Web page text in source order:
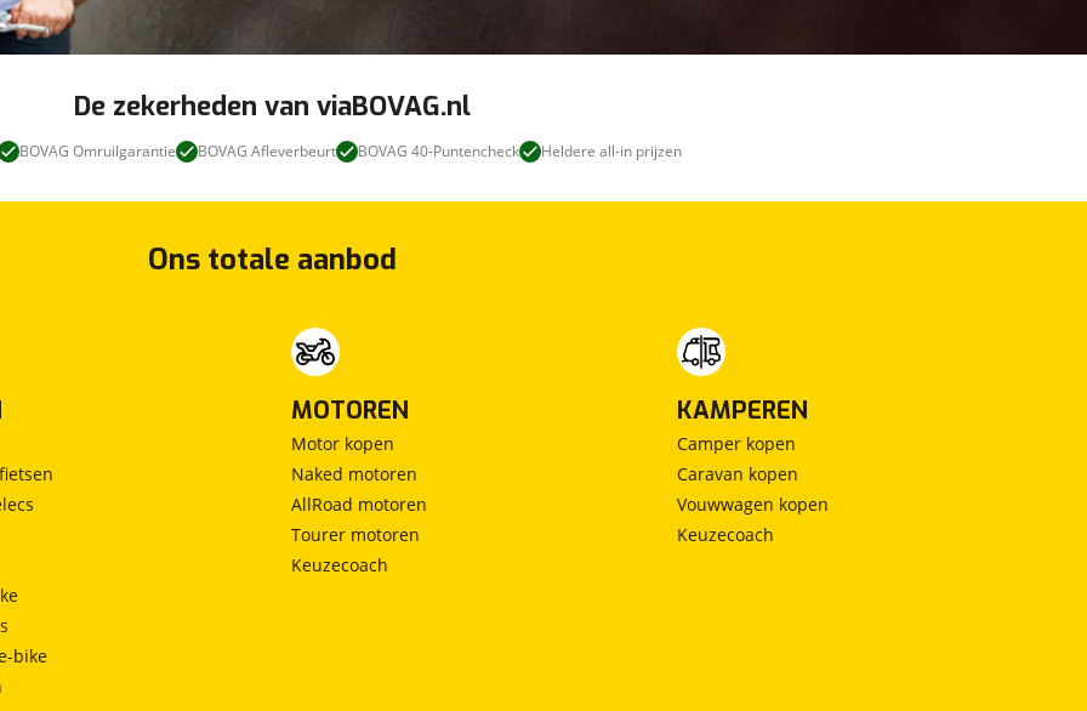
De zekerheden van viaBOVAG.nl
BOVAG Omruilgarantie BOVAG Afleverbeurt BOVAG 40-Puntencheck Heldere all-in prijzen
Ons totale aanbod
bike
MOTOREN
Motor kopen
Naked motoren
AllRoad motoren
Tourer motoren
Keuzecoach
KAMPEREN
Camper kopen
Caravan kopen
Vouwwagen kopen
Keuzecoach